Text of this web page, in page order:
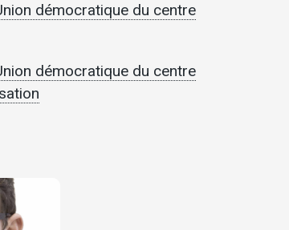
démocratique du centre
démocratique du centre